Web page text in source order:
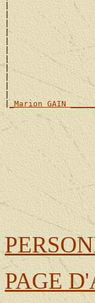
|
|
|
|
|
|
|
|
|
|_Marion GAIN
PAGE